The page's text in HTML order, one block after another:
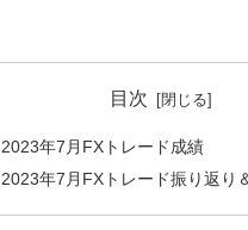
目次
2023年7月FXトレード成績
2023年7月FXトレード振り返り